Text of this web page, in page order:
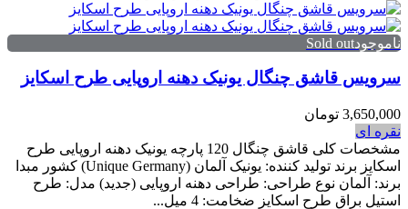
ناموجودSold out
سرویس قاشق چنگال یونیک دهنه اروپایی طرح اسکایز
3,650,000 تومان
نقره ای
مشخصات کلی قاشق چنگال 120 پارچه یونیک دهنه اروپایی طرح
اسکایز برند تولید کننده: یونیک آلمان (Unique Germany) کشور مبدا
برند: آلمان نوع طراحی: طراحی دهنه اروپایی (جدید) مدل: طرح
استیل براق طرح اسکایز ضخامت: 4 میل...